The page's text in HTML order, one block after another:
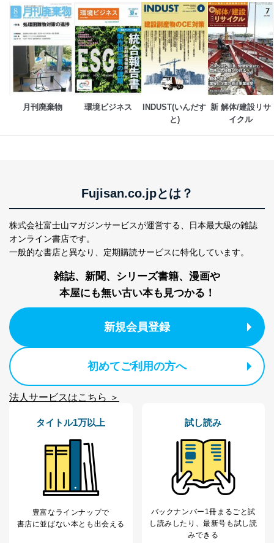
苦情及び相談受付け窓口
貴殿の個人情報及び当社の個人情報保護マネジメントシ
ステムに関するご相談及び苦情については以下までご連
絡ください。
適切、かつ迅速に対応させていただきます。
係
FAX：03-5459-7073
株式会社富士山マガジンサービス
代表取締役会長 西野 伸一郎
個人情報の取扱いについて
１．個人情報保護管理者
護管理者の責任のもと、個人情報を取得・アクセス・利
用・提供・管理いたします。
株式会社富士山マガジンサービス
代表取締役会長 西野 伸一郎
個人情報保護管理者: 経営管理グループディレクター 前
当社が取り扱う開示対象個人情報の利用目的は次のとお
当社の定期購読サ
ービス等をご利用
の方の個人情報
購入商品の配送のため
商品代金回収のため
ｅメール等による商品、サービ
ス、キャンペーン等の広告の案内
閲覧履歴や購買履歴等の情報を分
析して、趣味・嗜好に
応じた新商品・サービスに関する
月刊廃棄物 環境ビジネス
INDUST(いんだす
と)
新 解体/建設リサ
イクル
Fujisan.co.jpとは？
株式会社富士山マガジンサービスが運営する、
日本最大級の雑誌
オンライン書店です。
一般的な書店と異なり、 定期購読サービスに特化しています。
雑誌、新聞、シリーズ書籍、漫画や
本屋にも無い古い本も見つかる！
新規会員登録
初めてご利用の方へ
法人サービスはこちら ＞
タイトル1万以上
豊富なラインナップで
書店に並ばない本とも出会える
試し読み
バックナンバー1冊まるごと試
し読み したり、最新号も試し読
みできる